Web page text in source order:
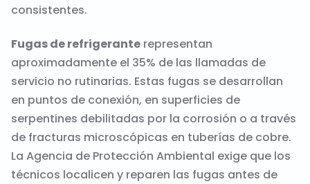
consistentes.
Fugas de refrigeranterepresentan
aproximadamente el 35% de las llamadas de
servicio no rutinarias. Estas fugas se desarrollan
en puntos de conexión, en superficies de
serpentines debilitadas por la corrosión o a través
de fracturas microscópicas en tuberías de cobre.
La Agencia de Protección Ambiental exige que los
técnicos localicen y reparen las fugas antes de